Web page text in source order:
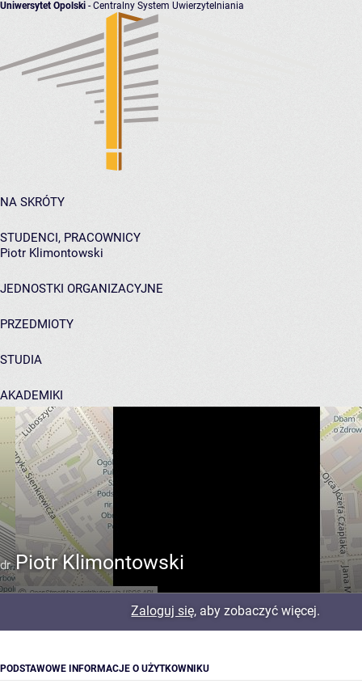
Uniwersytet Opolski - Centralny System Uwierzytelniania
NA SKRÓTY
STUDENCI, PRACOWNICY
Piotr Klimontowski
JEDNOSTKI ORGANIZACYJNE
PRZEDMIOTY
STUDIA
AKADEMIKI
POMOC
dr Piotr Klimontowski
Zaloguj się, aby zobaczyć więcej.
PODSTAWOWE INFORMACJE O UŻYTKOWNIKU